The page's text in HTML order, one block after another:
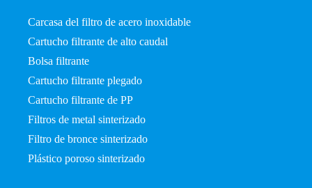
Carcasa del filtro de acero inoxidable
Cartucho filtrante de alto caudal
Bolsa filtrante
Cartucho filtrante plegado
Cartucho filtrante de PP
Filtros de metal sinterizado
Filtro de bronce sinterizado
Plástico poroso sinterizado